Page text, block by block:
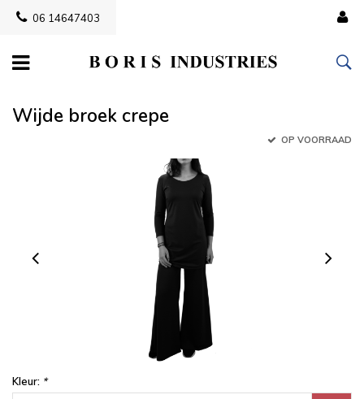
06 14647403
Wijde broek crepe
OP VOORRAAD
Kleur: *